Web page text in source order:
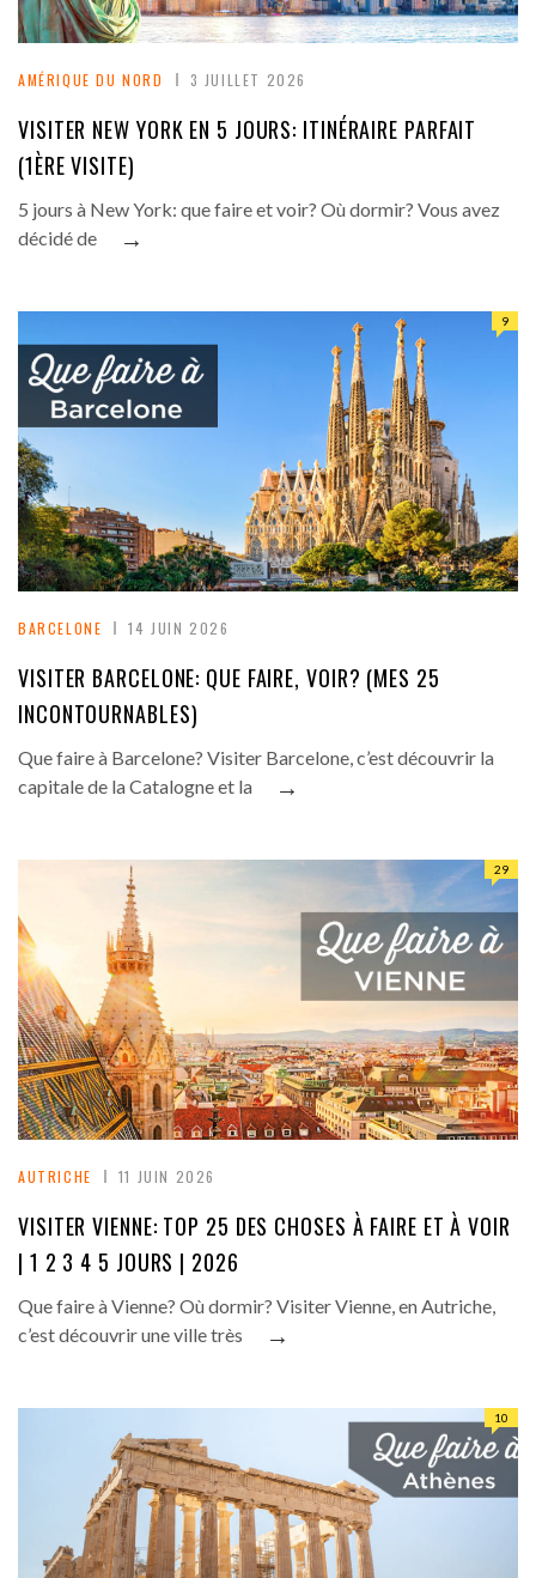
AMÉRIQUE DU NORD 3 JUILLET 2026
VISITER NEW YORK EN 5 JOURS: ITINÉRAIRE PARFAIT
(1ÈRE VISITE)
5 jours à New York: que faire et voir? Où dormir? Vous avez
décidé de
→
BARCELONE 14 JUIN 2026
9
VISITER BARCELONE: QUE FAIRE, VOIR? (MES 25
INCONTOURNABLES)
Que faire à Barcelone? Visiter Barcelone, c’est découvrir la
capitale de la Catalogne et la
→
AUTRICHE 11 JUIN 2026
29
VISITER VIENNE: TOP 25 DES CHOSES À FAIRE ET À VOIR
| 1 2 3 4 5 JOURS | 2026
Que faire à Vienne? Où dormir? Visiter Vienne, en Autriche,
c’est découvrir une ville très
→
10